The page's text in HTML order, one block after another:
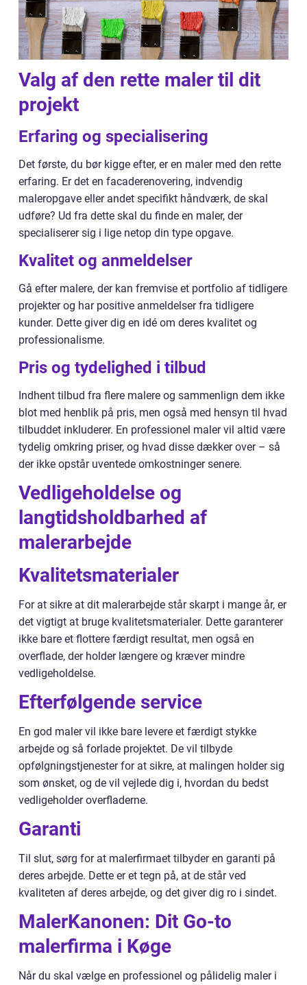
Valg af den rette maler til dit
projekt
Erfaring og specialisering
Det første, du bør kigge efter, er en maler med den rette
erfaring. Er det en facaderenovering, indvendig
maleropgave eller andet specifikt håndværk, de skal
udføre? Ud fra dette skal du finde en maler, der
specialiserer sig i lige netop din type opgave.
Kvalitet og anmeldelser
Gå efter malere, der kan fremvise et portfolio af tidligere
projekter og har positive anmeldelser fra tidligere
kunder. Dette giver dig en idé om deres kvalitet og
professionalisme.
Pris og tydelighed i tilbud
Indhent tilbud fra flere malere og sammenlign dem ikke
blot med henblik på pris, men også med hensyn til hvad
tilbuddet inkluderer. En professionel maler vil altid være
tydelig omkring priser, og hvad disse dækker over – så
der ikke opstår uventede omkostninger senere.
Vedligeholdelse og
langtidsholdbarhed af
malerarbejde
Kvalitetsmaterialer
For at sikre at dit malerarbejde står skarpt i mange år, er
det vigtigt at bruge kvalitetsmaterialer. Dette garanterer
ikke bare et flottere færdigt resultat, men også en
overflade, der holder længere og kræver mindre
vedligeholdelse.
Efterfølgende service
En god maler vil ikke bare levere et færdigt stykke
arbejde og så forlade projektet. De vil tilbyde
opfølgningstjenester for at sikre, at malingen holder sig
som ønsket, og de vil vejlede dig i, hvordan du bedst
vedligeholder overfladerne.
Garanti
Til slut, sørg for at malerfirmaet tilbyder en garanti på
deres arbejde. Dette er et tegn på, at de står ved
kvaliteten af deres arbejde, og det giver dig ro i sindet.
MalerKanonen: Dit Go-to
malerfirma i Køge
Når du skal vælge en professionel og pålidelig maler i